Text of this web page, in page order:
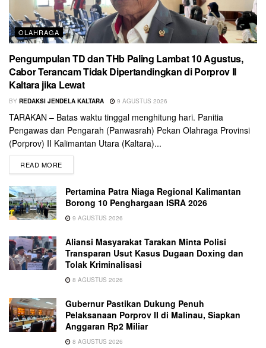
OLAHRAGA
Pengumpulan TD dan THb Paling Lambat 10 Agustus,
Cabor Terancam Tidak Dipertandingkan di Porprov II
Kaltara jika Lewat
BY REDAKSI JENDELA KALTARA 9 AGUSTUS 2026
TARAKAN – Batas waktu tinggal menghitung hari. Panitia
Pengawas dan Pengarah (Panwasrah) Pekan Olahraga Provinsi
(Porprov) II Kalimantan Utara (Kaltara)...
READ MORE
Pertamina Patra Niaga Regional Kalimantan
Borong 10 Penghargaan ISRA 2026
9 AGUSTUS 2026
Aliansi Masyarakat Tarakan Minta Polisi
Transparan Usut Kasus Dugaan Doxing dan
Tolak Kriminalisasi
8 AGUSTUS 2026
Gubernur Pastikan Dukung Penuh
Pelaksanaan Porprov II di Malinau, Siapkan
Anggaran Rp2 Miliar
8 AGUSTUS 2026